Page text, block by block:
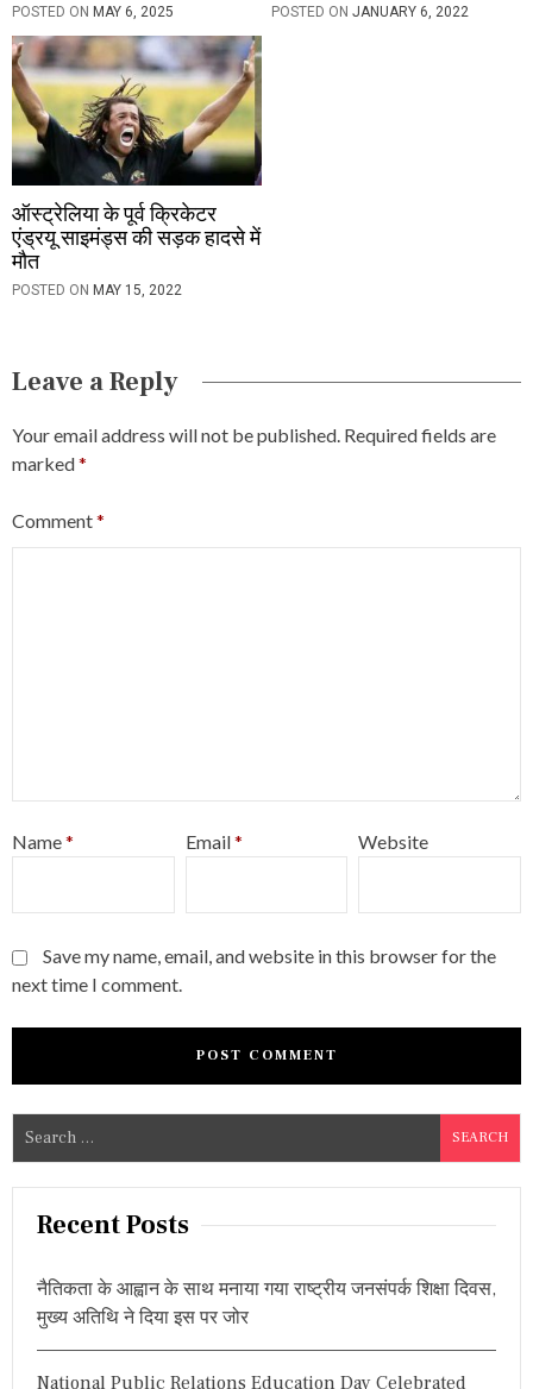
POSTED ON MAY 6, 2025 POSTED ONJANUARY 6, 2022
ऑस्ट्रेलिया के पूर्व क्रिकेटर
एंड्रयू साइमंड्स की सड़क हादसे में
मौत
POSTED ON MAY 15, 2022
Leave a Reply
Your email address will not be published. Required fields are
marked*
Comment*
Name* Email* Website
Save my name, email, and website in this browser for the
next time I comment.
a
Recent Posts
नैतिकता के आह्वान के साथ मनाया गया राष्ट्रीय जनसंपर्क शिक्षा दिवस,
मुख्य अतिथि ने दिया इस पर जोर
National Public Relations Education Day Celebrated